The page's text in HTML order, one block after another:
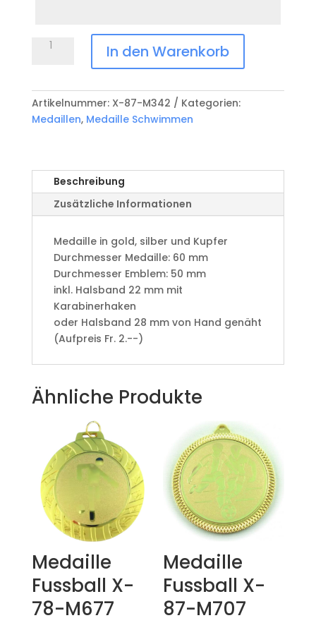
Medaille
87-
M342
Menge
In den Warenkorb
Artikelnummer: X-87-M342
Kategorien:
Medaillen, Medaille Schwimmen
Beschreibung
Zusätzliche Informationen
Medaille in gold, silber und Kupfer
​Durchmesser Medaille: 60 mm
Durchmesser Emblem: 50 mm
​inkl. Halsband 22 mm mit
Karabinerhaken
oder Halsband 28 mm von Hand genäht
(Aufpreis Fr. 2.--)
Ähnliche Produkte
Medaille
Fussball X-
78-M677
Medaille
Fussball X-
87-M707